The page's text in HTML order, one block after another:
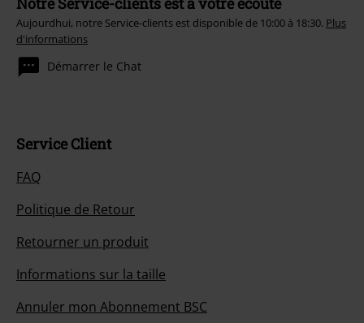
Aujourdhui, notre Service-clients est disponible de 10:00 à 18:30. Plus
d'informations
Démarrer le Chat
Service Client
FAQ
Politique de Retour
Retourner un produit
Informations sur la taille
Annuler mon Abonnement BSC